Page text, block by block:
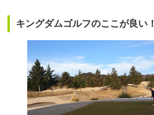
キングダムゴルフのここが良い！